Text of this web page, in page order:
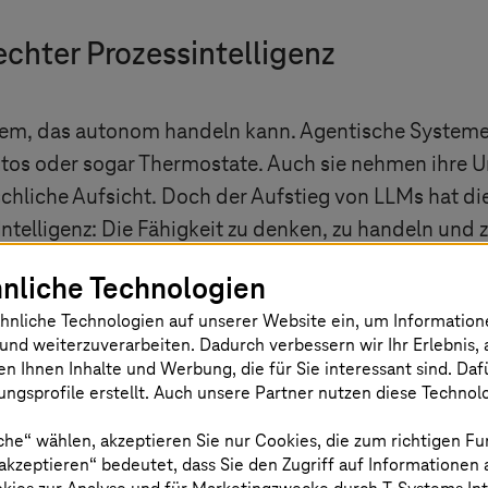
Prozessintelligenz
das autonom handeln kann. Agentische
oder sogar Thermostate. Auch sie nehmen ihre
Aufsicht. Doch der Aufstieg von LLMs hat
Die Fähigkeit zu denken, zu handeln und
zu planen. Im Gegensatz zur
Arbeitsabläufe. Sie greifen auf Werkzeuge
und lernen aus deren Ergebnissen. Im
die sich durch das Unternehmen
leisten
Technologien
Technologien auf unserer Website ein, um
weiterzuverarbeiten. Dadurch verbessern wir Ihr Erlebnis,
Ihnen Inhalte und Werbung, die für Sie interessant sind.
erstellt. Auch unsere Partner nutzen diese
wählen, akzeptieren Sie nur Cookies, die zum richtigen
bedeutet, dass Sie den Zugriff auf Informationen